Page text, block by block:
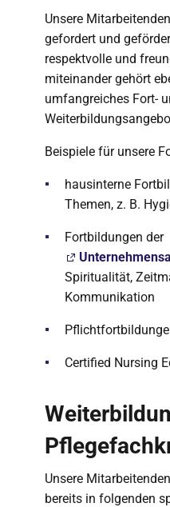
Unsere
gefordert und
respektvolle und
miteinander gehört
umfangreiches Fort-
Beispiele für unsere
hausinterne
Themen, z. B.
Fortbildungen der
Spiritualität,
Kommunikation
Certified Nursing
Unsere
bereits in folgenden